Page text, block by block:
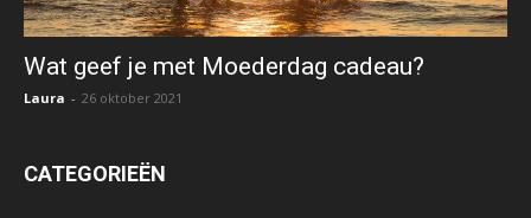
Wat geef je met Moederdag cadeau?
Laura - 26 oktober 2021
CATEGORIEËN